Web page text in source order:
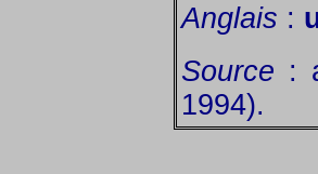
Anglais :
Source :
1994).